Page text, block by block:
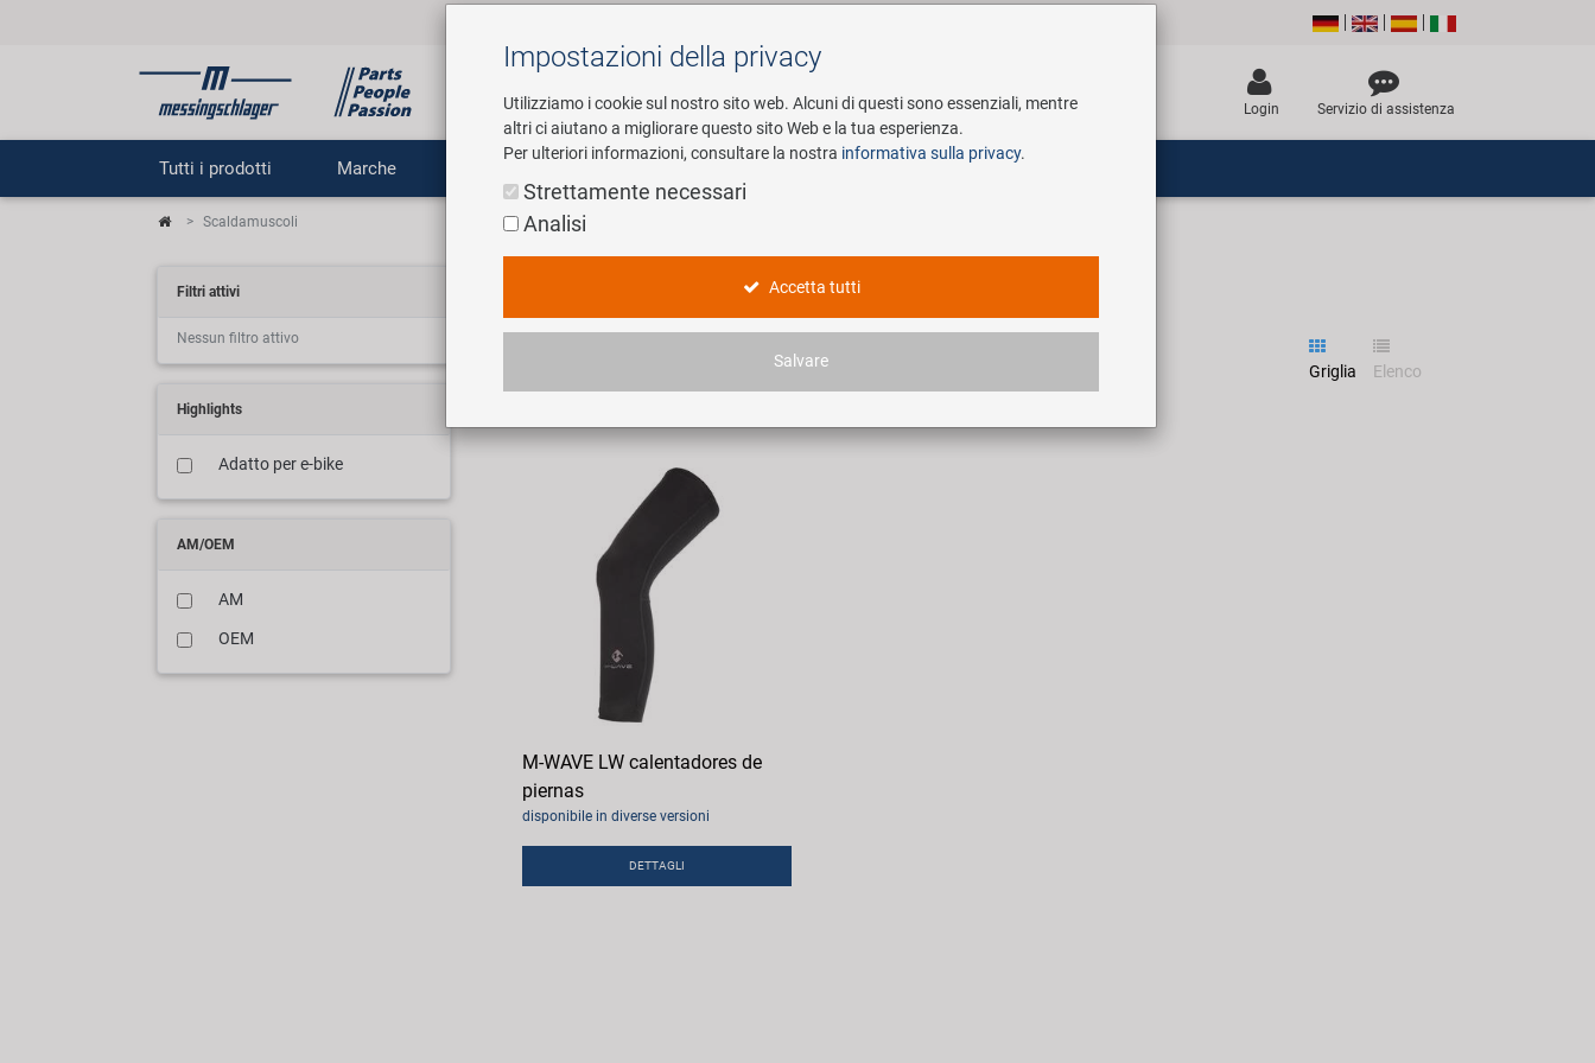
Cerca
Login Servizio di assistenza
Tutti i prodotti Marche E-Mobility
Scaldamuscoli
Filtri attivi
Nessun filtro attivo
Highlights
Adatto per e-bike
AM/OEM
AM
OEM
Griglia Elenco
M-WAVE LW calentadores de
piernas
disponibile in diverse versioni
DETTAGLI
Impostazioni della privacy
Utilizziamo i cookie sul nostro sito web. Alcuni di questi sono essenziali, mentre
altri ci aiutano a migliorare questo sito Web e la tua esperienza.
Per ulteriori informazioni, consultare la nostra informativa sulla privacy.
Strettamente necessari
Analisi
Accetta tutti
Salvare